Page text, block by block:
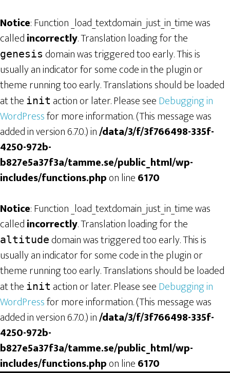
Notice: Function _load_textdomain_just_in_time was
calledincorrectly. Translation loading for the
genesis domain was triggered too early. This is
usually an indicator for some code in the plugin or
theme running too early. Translations should be loaded
at the init action or later. Please seeDebugging in
WordPressfor more information. (This message was
added in version 6.7.0.) in/data/3/f/3f766498-335f-
4250-972b-
b827e5a37f3a/tamme.se/public_html/wp-
includes/functions.phpon line6170
Notice: Function _load_textdomain_just_in_time was
calledincorrectly. Translation loading for the
altitude domain was triggered too early. This is
usually an indicator for some code in the plugin or
theme running too early. Translations should be loaded
at the init action or later. Please seeDebugging in
WordPressfor more information. (This message was
added in version 6.7.0.) in/data/3/f/3f766498-335f-
4250-972b-
b827e5a37f3a/tamme.se/public_html/wp-
includes/functions.phpon line6170